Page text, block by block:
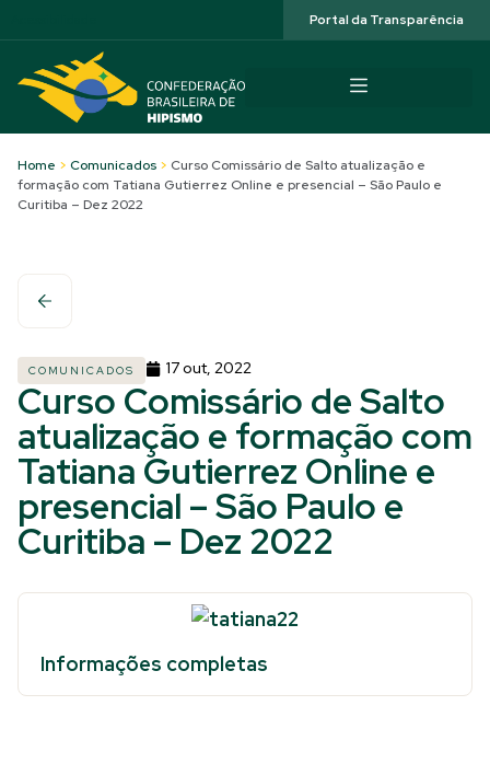
Portal da Transparência
Home > Comunicados > Curso Comissário de Salto atualização e
formação com Tatiana Gutierrez Online e presencial – São Paulo e
Curitiba – Dez 2022
COMUNICADOS 17 out, 2022
Curso Comissário de Salto
atualização e formação com
Tatiana Gutierrez Online e
presencial – São Paulo e
Curitiba – Dez 2022
Informações completas